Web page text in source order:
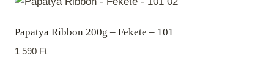
Papatya Ribbon 200g – Fekete – 101
1 590 Ft